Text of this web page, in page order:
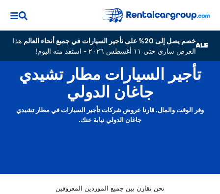
خصم يصل إلى 20% على تأجير السيارات في جميع أنحاء العالم
هذا
العرض ساري حتى ١١ أغسطس ٢٠٢٦ - استفد منه اليوم!
تأجير السيارات مطار تشيدي
جاغان الدولي
وفر الوقت والمال. قارنا عروض شركات تأجير السيارات في مطار تشيدي
جاغان الدولي نيابة عنك.
نحن نقارن بين جميع الموردين المعروفين